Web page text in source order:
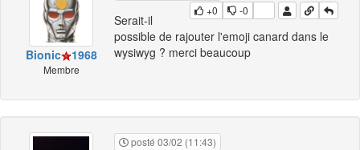
Bionic 1968
Membre
+0
-0
Serait-il
possible de rajouter l'emoji canard dans le
wysiwyg ? merci beaucoup
posté 03/02 (11:43)